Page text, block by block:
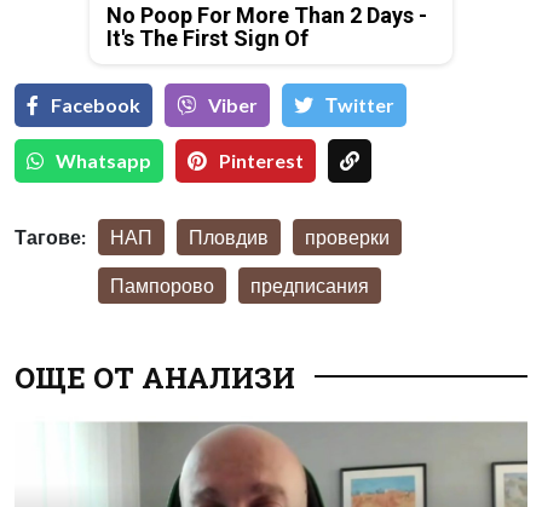
No Poop For More Than 2 Days -
It's The First Sign Of
Facebook Viber Тwitter
Whatsapp Pinterest
Тагове: НАП Пловдив проверки
Пампорово предписания
ОЩЕ ОТ АНАЛИЗИ